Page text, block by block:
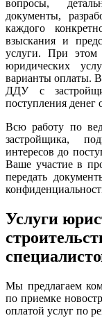
вопросы,
документы,
каждого
взыскания и
услуги. При
юридических
варианты оплаты.
ДДУ с
поступления денег
Всю работу по
застройщика,
интересов до
Ваше участие в
передать
Услуги
Мы предлагаем
по приемке
оплатой услуг по